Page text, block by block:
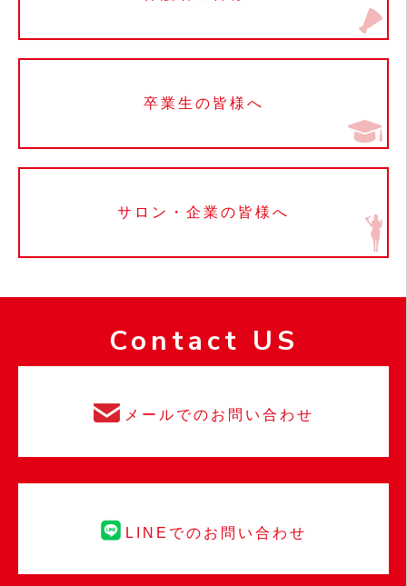
卒業生の皆様へ
サロン・企業の皆様へ
Contact US
メールでのお問い合わせ
LINEでのお問い合わせ